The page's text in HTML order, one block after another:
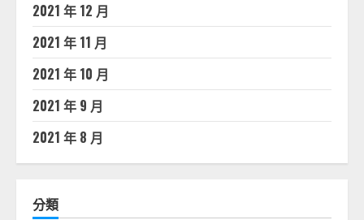
2021 年 12 月
2021 年 11 月
2021 年 10 月
2021 年 9 月
2021 年 8 月
分類